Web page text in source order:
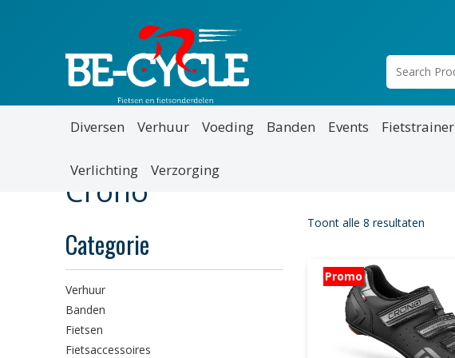
Diversen Verhuur Voeding Banden Events Fietstrainer
Verlichting Verzorging
Crono
Categorie
Verhuur
Banden
Fietsen
Fietsaccessoires
Toont alle 8 resultaten
Promo